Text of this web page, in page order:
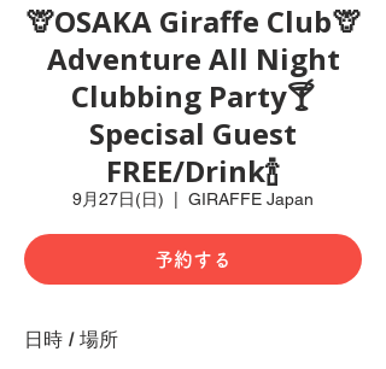
🦒OSAKA Giraffe Club🦒
Adventure All Night
Clubbing Party🍸
Specisal Guest
FREE/Drink🍾
9月27日(日) GIRAFFE Japan
予約する
日時 / 場所